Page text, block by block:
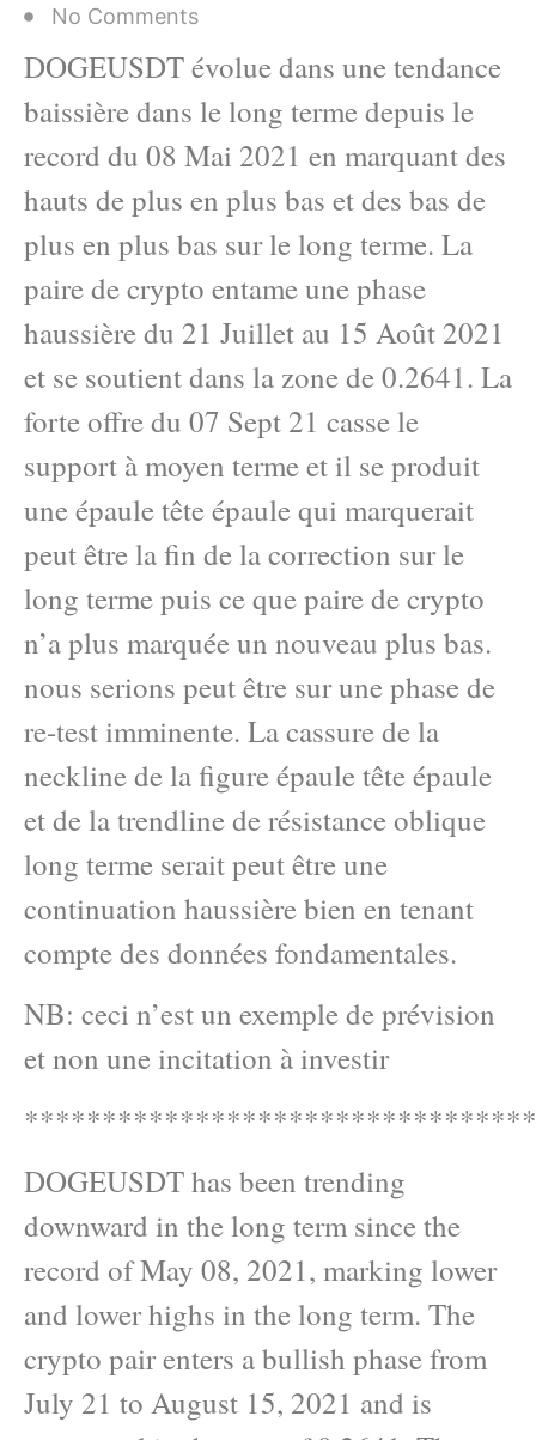
No Comments
DOGEUSDT évolue dans une tendance
baissière dans le long terme depuis le
record du 08 Mai 2021 en marquant des
hauts de plus en plus bas et des bas de
plus en plus bas sur le long terme. La
paire de crypto entame une phase
haussière du 21 Juillet au 15 Août 2021
et se soutient dans la zone de 0.2641. La
forte offre du 07 Sept 21 casse le
support à moyen terme et il se produit
une épaule tête épaule qui marquerait
peut être la fin de la correction sur le
long terme puis ce que paire de crypto
n’a plus marquée un nouveau plus bas.
nous serions peut être sur une phase de
re-test imminente. La cassure de la
neckline de la figure épaule tête épaule
et de la trendline de résistance oblique
long terme serait peut être une
continuation haussière bien en tenant
compte des données fondamentales.
NB: ceci n’est un exemple de prévision
et non une incitation à investir
DOGEUSDT has been trending
downward in the long term since the
record of May 08, 2021, marking lower
and lower highs in the long term. The
crypto pair enters a bullish phase from
July 21 to August 15, 2021 and is